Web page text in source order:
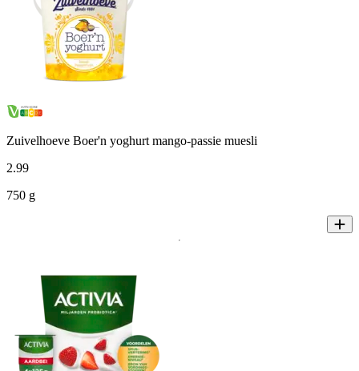
Zuivelhoeve Boer'n yoghurt mango-passie muesli
2.99
750 g